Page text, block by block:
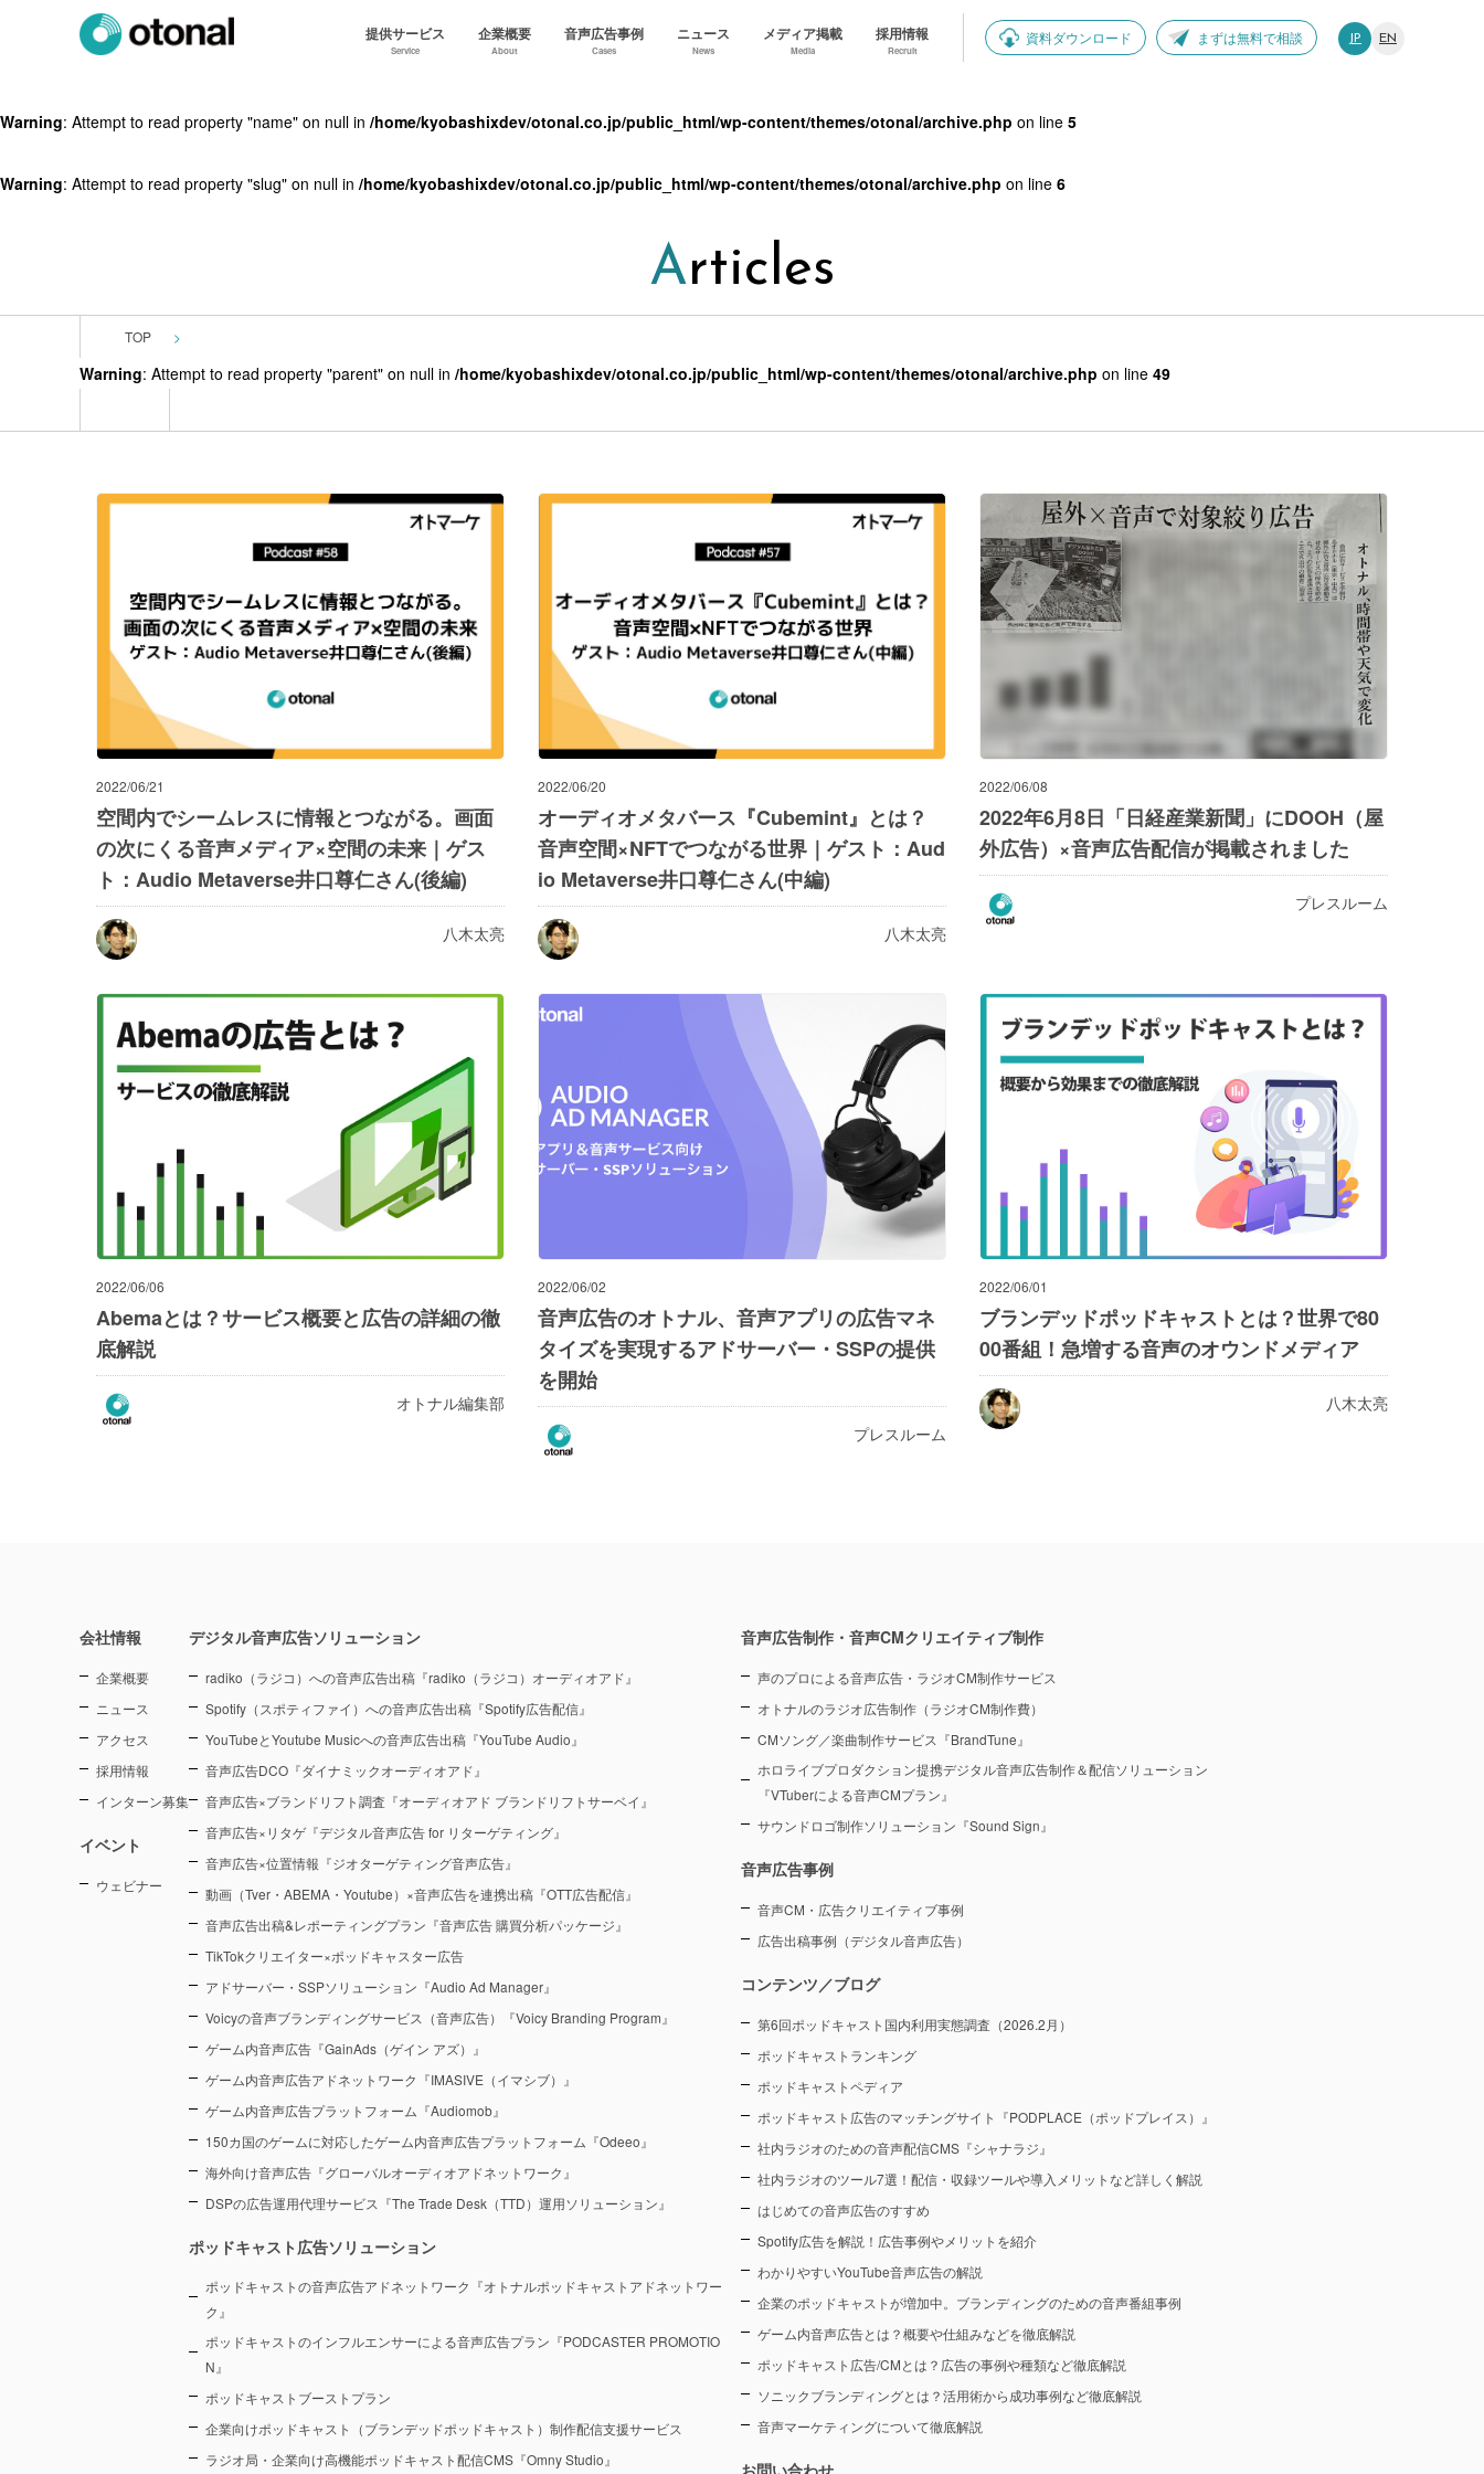
提供サービス
Service
企業概要
About
音声広告事例
Cases
ニュース
News
メディア掲載
Media
採用情報
Recruit
資料ダウンロード まずは無料で相談 JP EN
Warning: Attempt to read property "name" on null in /home/kyobashixdev/otonal.co.jp/public_html/wp-content/themes/otonal/archive.php on line 5
Warning: Attempt to read property "slug" on null in /home/kyobashixdev/otonal.co.jp/public_html/wp-content/themes/otonal/archive.php on line 6
Articles
TOP
Warning: Attempt to read property "parent" on null in /home/kyobashixdev/otonal.co.jp/public_html/wp-content/themes/otonal/archive.php on line 49
2022/06/21
空間内でシームレスに情報とつながる。画面
の次にくる音声メディア×空間の未来｜ゲス
ト：Audio Metaverse井口尊仁さん(後編)
八木太亮
2022/06/20
オーディオメタバース『Cubemint』とは？
音声空間×NFTでつながる世界｜ゲスト：Aud
io Metaverse井口尊仁さん(中編)
八木太亮
2022/06/08
2022年6月8日「日経産業新聞」にDOOH（屋
外広告）×音声広告配信が掲載されました
プレスルーム
2022/06/06
Abemaとは？サービス概要と広告の詳細の徹
底解説
オトナル編集部
2022/06/02
音声広告のオトナル、音声アプリの広告マネ
タイズを実現するアドサーバー・SSPの提供
を開始
プレスルーム
2022/06/01
ブランデッドポッドキャストとは？世界で80
00番組！急増する音声のオウンドメディア
八木太亮
会社情報
企業概要
ニュース
アクセス
採用情報
インターン募集
イベント
ウェビナー
デジタル音声広告ソリューション
radiko（ラジコ）への音声広告出稿『radiko（ラジコ）オーディオアド』
Spotify（スポティファイ）への音声広告出稿『Spotify広告配信』
YouTubeとYoutube Musicへの音声広告出稿『YouTube Audio』
音声広告DCO『ダイナミックオーディオアド』
音声広告×ブランドリフト調査『オーディオアド ブランドリフトサーベイ』
音声広告×リタゲ『デジタル音声広告 for リターゲティング』
音声広告×位置情報『ジオターゲティング音声広告』
動画（Tver・ABEMA・Youtube）×音声広告を連携出稿『OTT広告配信』
音声広告出稿&レポーティングプラン『音声広告 購買分析パッケージ』
TikTokクリエイター×ポッドキャスター広告
アドサーバー・SSPソリューション『Audio Ad Manager』
Voicyの音声ブランディングサービス（音声広告）『Voicy Branding Program』
ゲーム内音声広告『GainAds（ゲイン アズ）』
ゲーム内音声広告アドネットワーク『IMASIVE（イマシブ）』
ゲーム内音声広告プラットフォーム『Audiomob』
150カ国のゲームに対応したゲーム内音声広告プラットフォーム『Odeeo』
海外向け音声広告『グローバルオーディオアドネットワーク』
DSPの広告運用代理サービス『The Trade Desk（TTD）運用ソリューション』
ポッドキャスト広告ソリューション
ポッドキャストの音声広告アドネットワーク『オトナルポッドキャストアドネットワー
ク』
ポッドキャストのインフルエンサーによる音声広告プラン『PODCASTER PROMOTIO
N』
ポッドキャストブーストプラン
企業向けポッドキャスト（ブランデッドポッドキャスト）制作配信支援サービス
ラジオ局・企業向け高機能ポッドキャスト配信CMS『Omny Studio』
音声広告制作・音声CMクリエイティブ制作
声のプロによる音声広告・ラジオCM制作サービス
オトナルのラジオ広告制作（ラジオCM制作費）
CMソング／楽曲制作サービス『BrandTune』
ホロライブプロダクション提携デジタル音声広告制作＆配信ソリューション
『VTuberによる音声CMプラン』
サウンドロゴ制作ソリューション『Sound Sign』
音声広告事例
音声CM・広告クリエイティブ事例
広告出稿事例（デジタル音声広告）
コンテンツ／ブログ
第6回ポッドキャスト国内利用実態調査（2026.2月）
ポッドキャストランキング
ポッドキャストペディア
ポッドキャスト広告のマッチングサイト『PODPLACE（ポッドプレイス）』
社内ラジオのための音声配信CMS『シャナラジ』
社内ラジオのツール7選！配信・収録ツールや導入メリットなど詳しく解説
はじめての音声広告のすすめ
Spotify広告を解説！広告事例やメリットを紹介
わかりやすいYouTube音声広告の解説
企業のポッドキャストが増加中。ブランディングのための音声番組事例
ゲーム内音声広告とは？概要や仕組みなどを徹底解説
ポッドキャスト広告/CMとは？広告の事例や種類など徹底解説
ソニックブランディングとは？活用術から成功事例など徹底解説
音声マーケティングについて徹底解説
お問い合わせ